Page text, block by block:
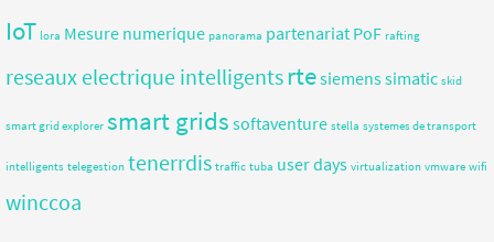
IoT lora Mesure numerique panorama partenariat PoF rafting
reseaux electrique intelligentsrtesiemenssimatic skid
smart grid explorer smart grids softaventure stella systemes de transport
intelligents telegestion tenerrdis traffic tuba user days virtualization vmware wifi
winccoa